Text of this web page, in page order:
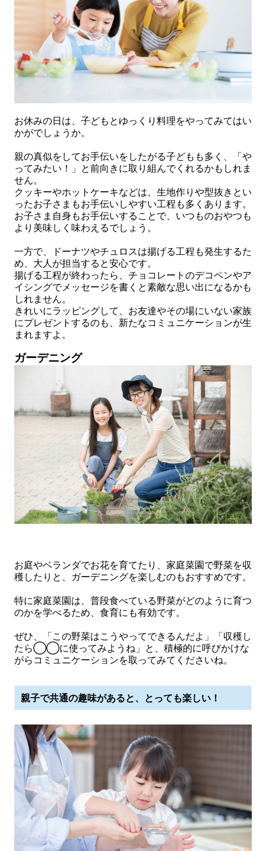
お休みの日は、子どもとゆっくり料理をやってみてはい
かがでしょうか。
親の真似をしてお手伝いをしたがる子どもも多く、「や
ってみたい！」と前向きに取り組んでくれるかもしれま
せん。
クッキーやホットケーキなどは、生地作りや型抜きとい
ったお子さまもお手伝いしやすい工程も多くあります。
お子さま自身もお手伝いすることで、いつものおやつも
より美味しく味わえるでしょう。
一方で、ドーナツやチュロスは揚げる工程も発生するた
め、大人が担当すると安心です。
揚げる工程が終わったら、チョコレートのデコペンやア
イシングでメッセージを書くと素敵な思い出になるかも
しれません。
きれいにラッピングして、お友達やその場にいない家族
にプレゼントするのも、新たなコミュニケーションが生
まれますよ。
ガーデニング
お庭やベランダでお花を育てたり、家庭菜園で野菜を収
穫したりと、ガーデニングを楽しむのもおすすめです。
特に家庭菜園は、普段食べている野菜がどのように育つ
のかを学べるため、食育にも有効です。
ぜひ、「この野菜はこうやってできるんだよ」「収穫し
たら◯◯に使ってみようね」と、積極的に呼びかけな
がらコミュニケーションを取ってみてくださいね。
親子で共通の趣味があると、とっても楽しい！